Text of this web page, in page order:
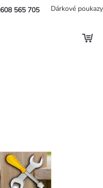
608 565 705 Dárkové poukazy